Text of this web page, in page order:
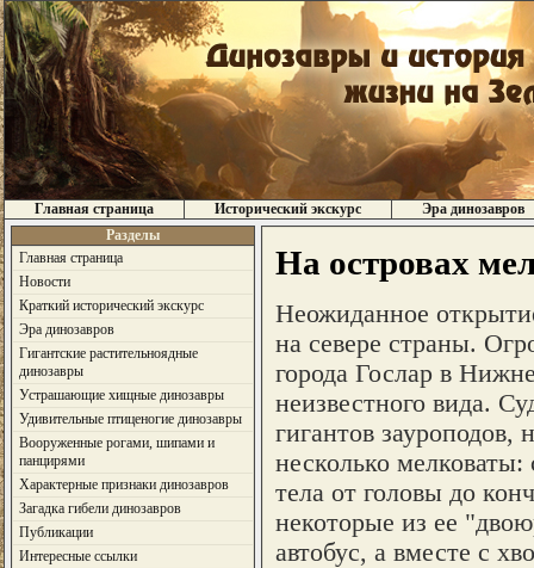
Главная страница Исторический экскурс
Эра динозавров
Разделы
Главная страница
Новости
Краткий исторический экскурс
Эра динозавров
Гигантские растительноядные
динозавры
Устрашающие хищные динозавры
Удивительные птиценогие динозавры
Вооруженные рогами, шипами и
панцирями
Характерные признаки динозавров
Загадка гибели динозавров
Публикации
Интересные ссылки
На островах
Неожиданное
на севере страны.
города Гослар в
неизвестного вида.
гигантов
несколько
тела от головы до
некоторые из ее
автобус, а вместе с